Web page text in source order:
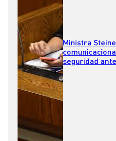
Ministra
seguridad